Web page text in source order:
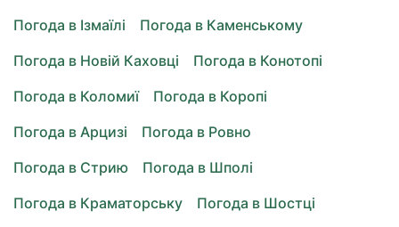
Погода в Ізмаїлі
Погода в Каменському
Погода в Новій Каховці
Погода в Конотопі
Погода в Коломиї
Погода в Коропі
Погода в Арцизі
Погода в Ровно
Погода в Стрию
Погода в Шполі
Погода в Краматорську
Погода в Шостці